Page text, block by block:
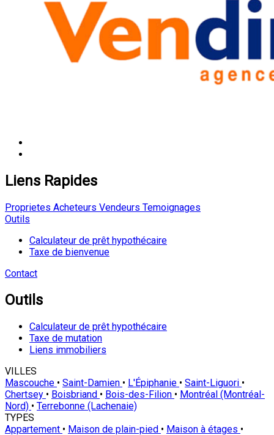
Liens Rapides
Proprietes Acheteurs Vendeurs Temoignages
Outils
Calculateur de prêt hypothécaire
Taxe de bienvenue
Contact
Outils
Calculateur de prêt hypothécaire
Taxe de mutation
Liens immobiliers
VILLES
Mascouche • Saint-Damien • L'Épiphanie • Saint-Liguori •
Chertsey • Boisbriand • Bois-des-Filion • Montréal (Montréal-
Nord) • Terrebonne (Lachenaie)
TYPES
Appartement • Maison de plain-pied • Maison à étages •